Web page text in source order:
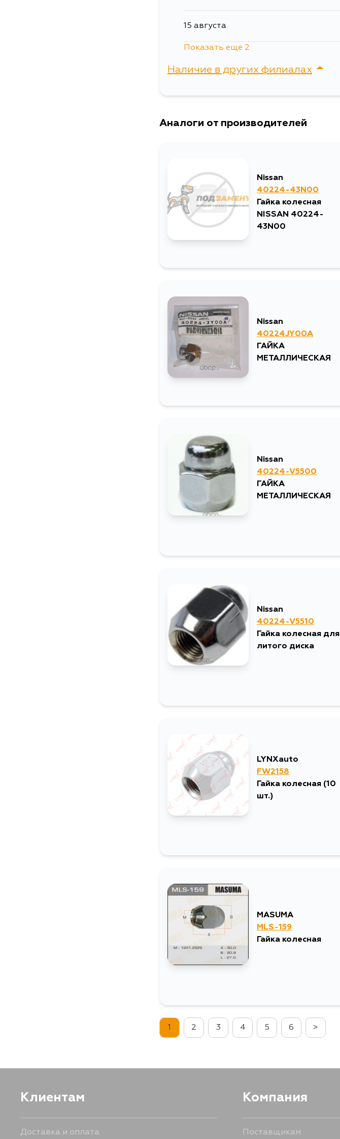
15 августа
Показать еще 2
Наличие в других филиалах
Аналоги от производителей
Nissan
40224-43N00
Гайка колесная
NISSAN 40224-
43N00
Nissan
40224JY00A
ГАЙКА
МЕТАЛЛИЧЕСКАЯ
Nissan
40224-V5500
ГАЙКА
МЕТАЛЛИЧЕСКАЯ
Nissan
40224-V5510
Гайка колесная для
литого диска
LYNXauto
FW2158
Гайка колесная (10
шт.)
MASUMA
MLS-159
Гайка колесная
1 2 3 4 5 6 >
Клиентам
Доставка и оплата
Компания
Поставщикам